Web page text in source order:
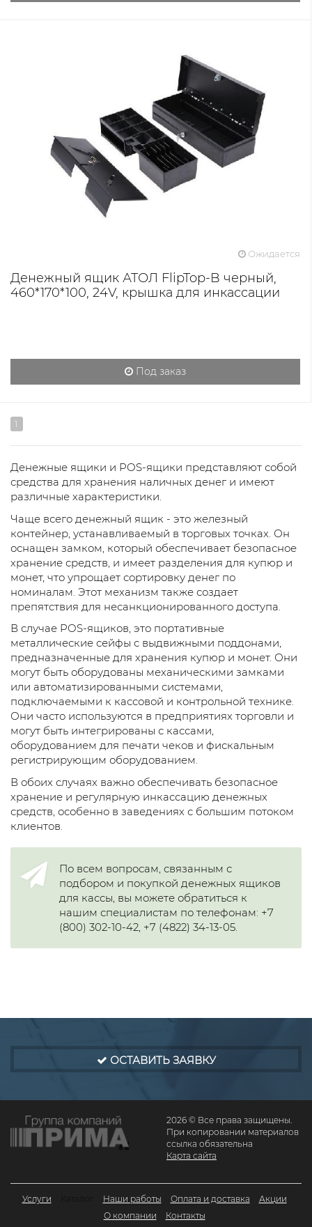
Ожидается
Денежный ящик АТОЛ FlipTop-B черный,
460*170*100, 24V, крышка для инкассации
Под заказ
1
Денежные ящики и POS-ящики представляют собой
средства для хранения наличных денег и имеют
различные характеристики.
Чаще всего денежный ящик - это железный
контейнер, устанавливаемый в торговых точках. Он
оснащен замком, который обеспечивает безопасное
хранение средств, и имеет разделения для купюр и
монет, что упрощает сортировку денег по
номиналам. Этот механизм также создает
препятствия для несанкционированного доступа.
В случае POS-ящиков, это портативные
металлические сейфы с выдвижными поддонами,
предназначенные для хранения купюр и монет. Они
могут быть оборудованы механическими замками
или автоматизированными системами,
подключаемыми к кассовой и контрольной технике.
Они часто используются в предприятиях торговли и
могут быть интегрированы с кассами,
оборудованием для печати чеков и фискальным
регистрирующим оборудованием.
В обоих случаях важно обеспечивать безопасное
хранение и регулярную инкассацию денежных
средств, особенно в заведениях с большим потоком
клиентов.
По всем вопросам, связанным с
подбором и покупкой денежных ящиков
для кассы, вы можете обратиться к
нашим специалистам по телефонам: +7
(800) 302-10-42, +7 (4822) 34-13-05.
ОСТАВИТЬ ЗАЯВКУ
2026 © Все права защищены.
При копировании материалов
ссылка обязательна
Карта сайта
Услуги Наши работы Оплата и доставка
Акции
О компании
Контакты